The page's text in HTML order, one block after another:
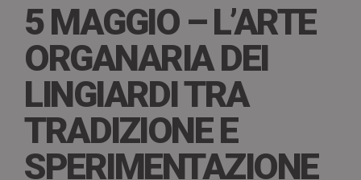
5 MAGGIO – L’ARTE
ORGANARIA DEI
LINGIARDI TRA
TRADIZIONE E
SPERIMENTAZIONE